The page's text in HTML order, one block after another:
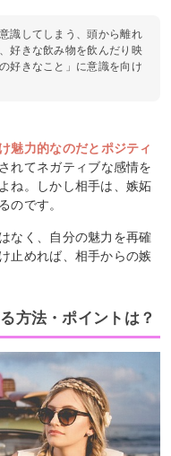
識してしまう、頭から離れ
好きな飲み物を飲んだり映
好きなこと」に意識を向け
魅力的なのだとポジティ
れてネガティブな感情を
ね。しかし相手は、嫉妬
のです。
なく、自分の魅力を再確
止めれば、相手からの嫉
方法・ポイントは？